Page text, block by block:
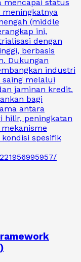
mencapai status
meningkatnya
(middle
ini,
dengan
berbasis
Dukungan
industri
melalui
jaminan kredit.
bagi
antara
hilir, peningkatan
spesifik